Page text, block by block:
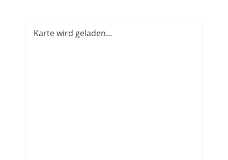
Karte wird geladen...